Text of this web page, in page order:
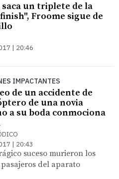
un triplete de la
Froome sigue de
| 20:46
IMPACTANTES
de un accidente de
de una novia
a su boda conmociona
| 20:43
suceso murieron los
del aparato